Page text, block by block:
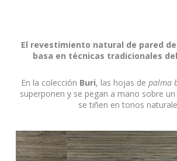
El revestimiento natural de pared
basa en técnicas tradicionales
En la colección Buri, las hojas de palma
superponen y se pegan a mano sobre
se tiñen en tonos